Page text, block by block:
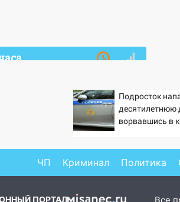
вмешательства
области привели
детские площадки
проверяет
школы в селе
Подросток
десятилетнюю
ворвавшись в
ЧП Криминал Политика
ПОРТАЛ